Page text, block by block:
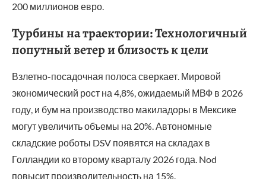
200 миллионов евро.
Турбины на траектории: Технологичный
попутный ветер и близость к цели
Взлетно-посадочная полоса сверкает. Мировой
экономический рост на 4,8%, ожидаемый МВФ в 2026
году, и бум на производство макиладоры в Мексике
могут увеличить объемы на 20%. Автономные
складские роботы DSV появятся на складах в
Голландии ко второму кварталу 2026 года. Nod
повысит производительность на 15%.